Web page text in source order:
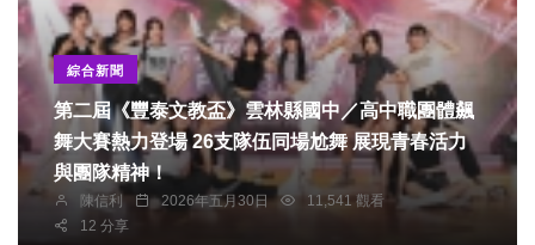
綜合新聞
第二屆《豐泰文教盃》雲林縣國中／高中職團體飆
舞大賽熱力登場 26支隊伍同場尬舞 展現青春活力
與團隊精神！
陳信利 2026年五月30日
11,541 觀看
12 分享